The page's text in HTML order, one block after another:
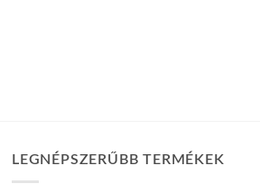
LEGNÉPSZERŰBB TERMÉKEK